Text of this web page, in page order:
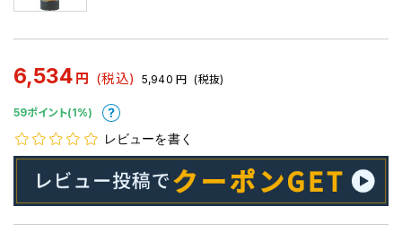
6,534 円 (税込) 5,940 円 (税抜)
59ポイント(1%)
レビューを書く